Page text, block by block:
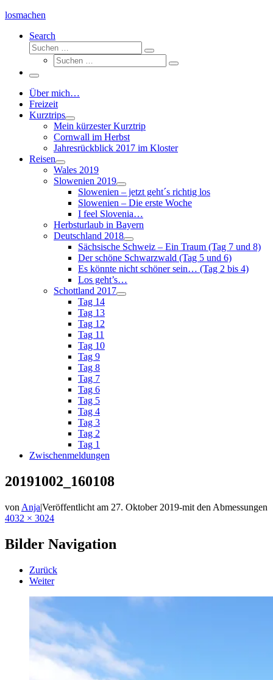
losmachen
Search
Suche
Suchen
Suche
Suchen
Menü
Über mich…
Freizeit
Kurztrips
Mein kürzester Kurztrip
Cornwall im Herbst
Jahresrückblick 2017 im Kloster
Reisen
Wales 2019
Slowenien 2019
Slowenien – jetzt geht´s richtig los
Slowenien – Die erste Woche
I feel Slovenia…
Herbsturlaub in Bayern
Deutschland 2018
Sächsische Schweiz – Ein Traum (Tag 7 und 8)
Der schöne Schwarzwald (Tag 5 und 6)
Es könnte nicht schöner sein… (Tag 2 bis 4)
Los geht’s…
Schottland 2017
Tag 14
Tag 13
Tag 12
Tag 11
Tag 10
Tag 9
Tag 8
Tag 7
Tag 6
Tag 5
Tag 4
Tag 3
Tag 2
Tag 1
Zwischenmeldungen
20191002_160108
von Anja|Veröffentlicht am 27. Oktober 2019-mit den Abmessungen
4032 × 3024
Bilder Navigation
Zurück
Weiter